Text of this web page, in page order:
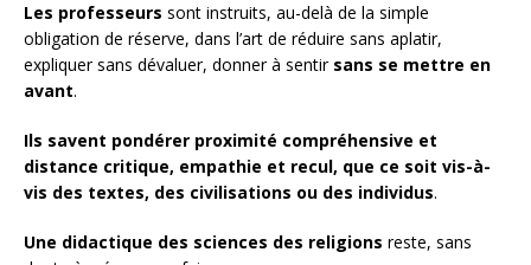
Les professeurs sont instruits, au-delà de la simple
obligation de réserve, dans l’art de réduire sans aplatir,
expliquer sans dévaluer, donner à sentir sans se mettre en
avant.
Ils savent pondérer proximité compréhensive et
distance critique, empathie et recul, que ce soit vis-à-
vis des textes, des civilisations ou des individus.
Une didactique des sciences des religions reste, sans